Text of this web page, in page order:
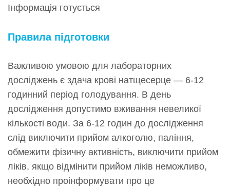
Інформація готується
Правила підготовки
Важливою умовою для лабораторних
досліджень є здача крові натщесерце — 6-12
годинний період голодування. В день
дослідження допустимо вживання невеликої
кількості води. За 6-12 годин до дослідження
слід виключити прийом алкоголю, паління,
обмежити фізичну активність, виключити прийом
ліків, якщо відмінити прийом ліків неможливо,
необхідно проінформувати про це